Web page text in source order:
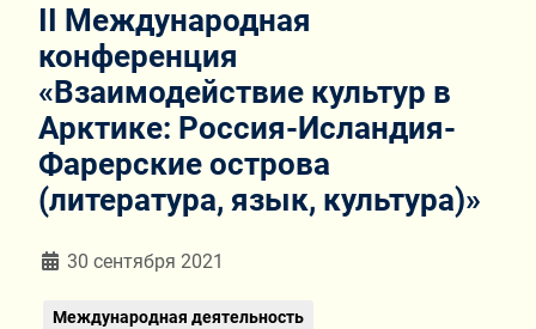
II Международная
конференция
«Взаимодействие культур в
Арктике: Россия-Исландия-
Фарерские острова
(литература, язык, культура)»
Информация о материале
30 сентября 2021
Международная деятельность